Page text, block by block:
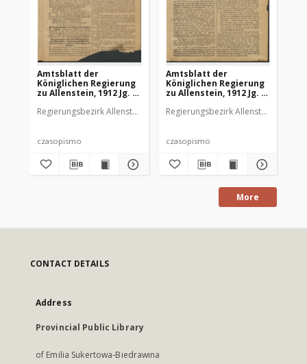
Amtsblatt der
Königlichen Regierung
zu Allenstein, 1912 Jg. 8,
Regierungsbezirk Allenstein
czasopismo
Amtsblatt der
Königlichen Regierung
zu Allenstein, 1912 Jg. 8,
Regierungsbezirk Allenstein
czasopismo
More
CONTACT DETAILS
Address
Provincial Public Library
of Emilia Sukertowa-Biedrawina